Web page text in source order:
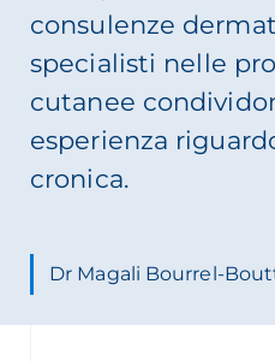
dermatite atopica nel corso
consulenze
specialisti nelle
cutanee
esperienza
cronica.
Dr Magali Bourrel-